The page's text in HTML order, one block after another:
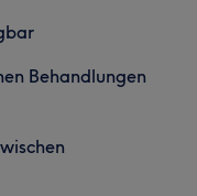
Behandlungen